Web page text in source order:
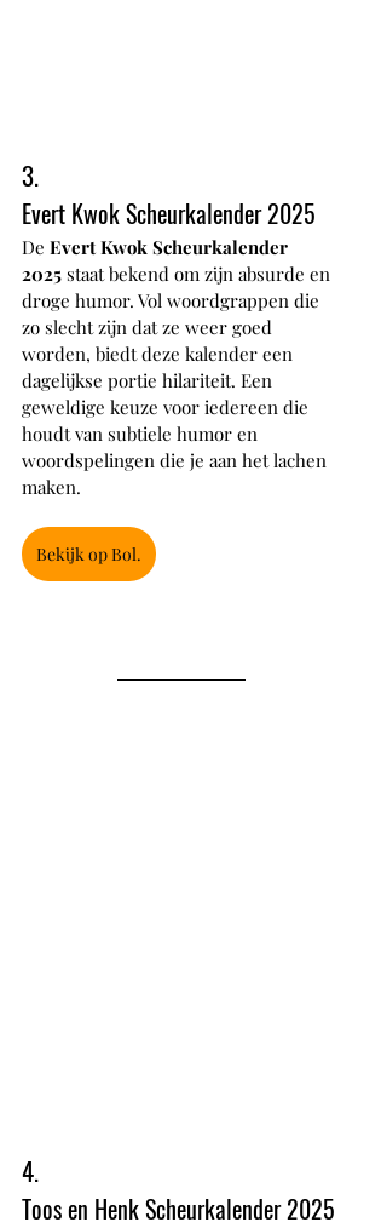
3.
Evert Kwok Scheurkalender 2025
De Evert Kwok Scheurkalender
2025 staat bekend om zijn absurde en
droge humor. Vol woordgrappen die
zo slecht zijn dat ze weer goed
worden, biedt deze kalender een
dagelijkse portie hilariteit. Een
geweldige keuze voor iedereen die
houdt van subtiele humor en
woordspelingen die je aan het lachen
maken.
Bekijk op Bol.
4.
Toos en Henk Scheurkalender 2025